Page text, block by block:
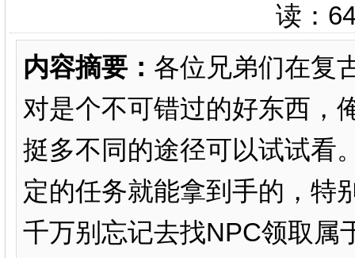
读：
内容摘要： 各位兄弟们在复
对是个不可错过的好东西，
挺多不同的途径可以试试看
定的任务就能拿到手的，特
千万别忘记去找NPC领取属